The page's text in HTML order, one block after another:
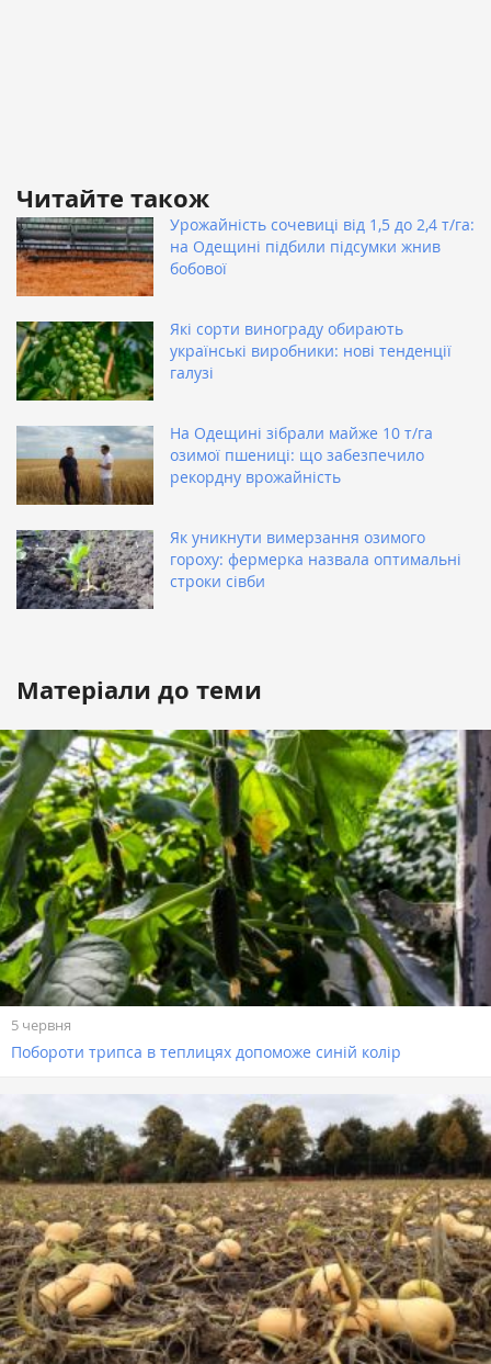
Читайте також
Урожайність сочевиці від 1,5 до 2,4 т/га:
на Одещині підбили підсумки жнив
бобової
Які сорти винограду обирають
українські виробники: нові тенденції
галузі
На Одещині зібрали майже 10 т/га
озимої пшениці: що забезпечило
рекордну врожайність
Як уникнути вимерзання озимого
гороху: фермерка назвала оптимальні
строки сівби
Матеріали до теми
5 червня
Побороти трипса в теплицях допоможе синій колір